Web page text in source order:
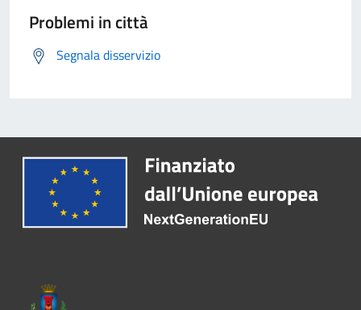
Problemi in città
Segnala disservizio